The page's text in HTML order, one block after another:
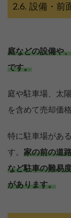
設備・前
庭などの設備や
です。
庭や駐車場、太
を含めて売却価
特に駐車場があ
す。 家の前の道
など駐車の難易
があります。